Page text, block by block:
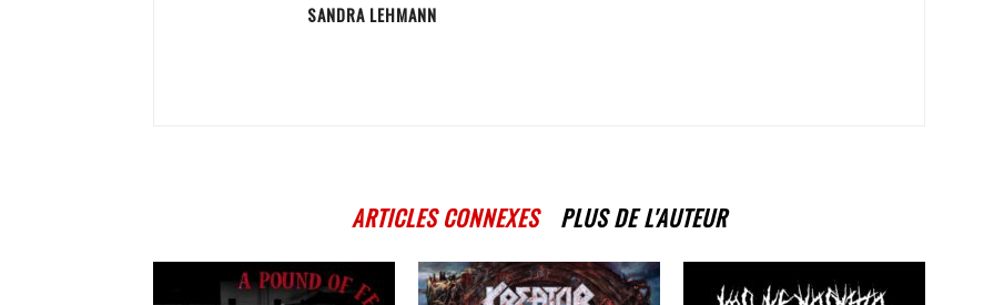
SANDRA LEHMANN
ARTICLES CONNEXES PLUS DE L'AUTEUR